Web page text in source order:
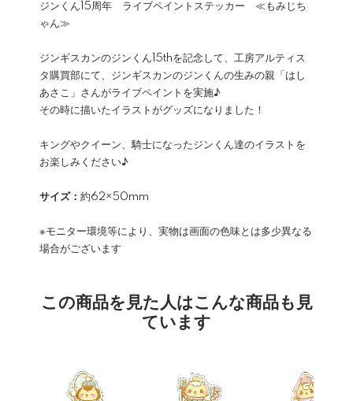
ジンくん15周年 ライブペイントステッカー ≪もみじち
ゃん≫
ジンギスカンのジンくん15thを記念して、工房アルティス
タ購買部にて、ジンギスカンのジンくんの生みの親「はし
あさこ」さんがライブペイントを実施♪
その時に描いたイラストがグッズになりました！
キングやクイーン、騎士になったジンくん達のイラストを
お楽しみください♪
サイズ： 約62×50mm
※モニター環境等により、実物は画面の色味とは多少異なる
場合がございます
この商品を見た人はこんな商品も見
ています